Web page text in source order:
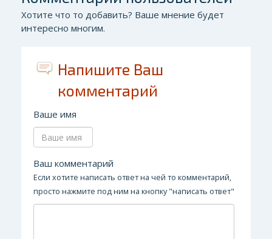
Хотите что то добавить? Ваше мнение будет
интересно многим.
Напишите Ваш
комментарий
Ваше имя
Ваш комментарий
Если хотите написать ответ на чей то комментарий,
просто нажмите под ним на кнопку "написать ответ"